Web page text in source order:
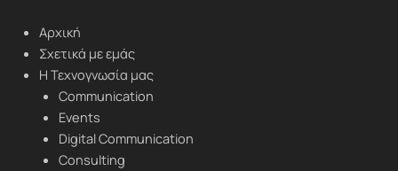
περιεχόμενο
Αρχική
Σχετικά με εμάς
Η Τεχνογνωσία μας
Communication
Events
Digital Communication
Consulting